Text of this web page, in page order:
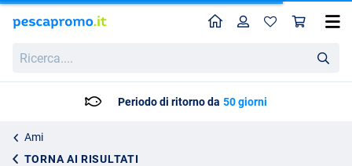
HomeProfilo
Periodo di ritorno da 50 giorni
Ami
TORNA AI RISULTATI